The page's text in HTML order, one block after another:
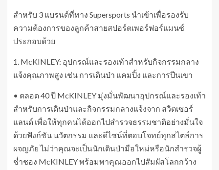
สำหรับ 3 แบรนด์ที่ทาง Supersports นำเข้าเพื่อรองรับ
ความต้องการของลูกค้าสายสปอร์ตเพอร์ฟอร์แมนซ์
ประกอบด้วย
1. McKINLEY: อุปกรณ์และรองเท้าสำหรับกิจกรรมกลาง
แจ้งคุณภาพสูง เช่น การเดินป่า แคมปิ้ง และการปีนเขา
• ตลอด 40 ปี McKINLEY มุ่งมั่นพัฒนาอุปกรณ์และรองเท้า
สำหรับการเดินป่าและกิจกรรมกลางแจ้งจาก สวิตเซอร์
แลนด์ เพื่อให้ทุกคนได้ออกไปสำรวจธรรมชาติอย่างมั่นใจ
ด้วยฟังก์ชัน นวัตกรรม และดีไซน์ที่ตอบโจทย์ทุกสไตล์การ
ผจญภัย ไม่ว่าคุณจะเป็นนักเดินป่ามือใหม่หรือนักสำรวจผู้
ช่ำชอง McKINLEY พร้อมพาคุณออกไปสัมผัสโลกกว้าง